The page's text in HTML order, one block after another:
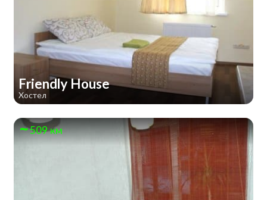
Friendly House
Хостел
509 км